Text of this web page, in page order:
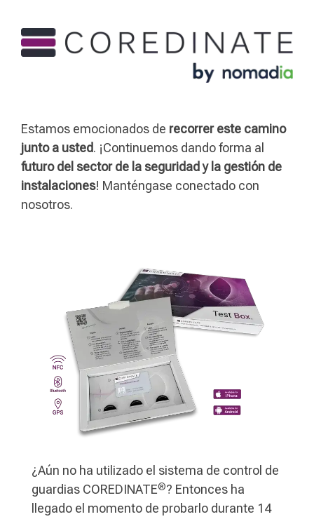
Estamos emocionados de recorrer este camino
junto a usted. ¡Continuemos dando forma al
futuro del sector de la seguridad y la gestión de
instalaciones! Manténgase conectado con
nosotros.
¿Aún no ha utilizado el sistema de control de
guardias COREDINATE®? Entonces ha
llegado el momento de probarlo durante 14